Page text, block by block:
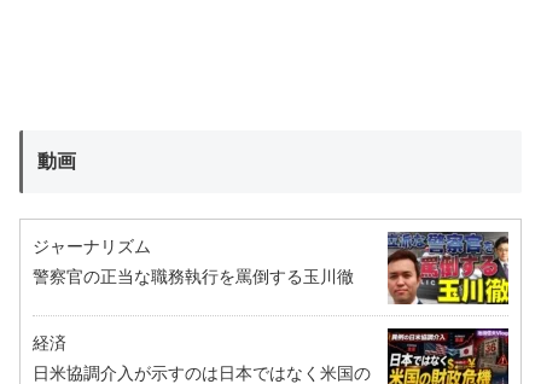
動画
ジャーナリズム
警察官の正当な職務執行を罵倒する玉川徹
経済
日米協調介入が示すのは日本ではなく米国の